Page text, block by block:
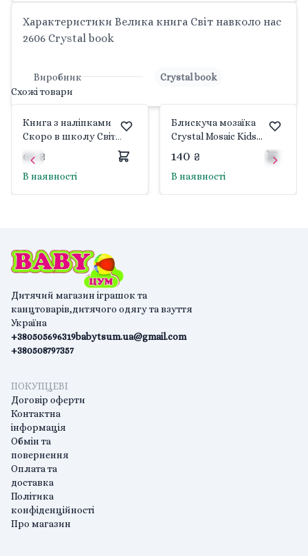
Характеристики Велика книга Світ навколо нас
2606 Crystal book
Виробник
Crystal book
Схожі товари
Книга з наліпками
Скоро в школу Світ
Jumbi
65 ₴
В наявності
Блискуча мозаїка
Crystal Mosaic Kids
Попелюшка CRMK-01-06
Danko toys
140 ₴
В наявності
Дитячий магазин іграшок та
канцтоварів,дитячого одягу та взуття
Україна
+380505696319
+380508797357
babytsum.ua@gmail.com
ПОКУПЦЕВІ
Договір оферти
Контактна
інформація
Обмін та
повернення
Оплата та
доставка
Політика
конфіденційності
Про магазин